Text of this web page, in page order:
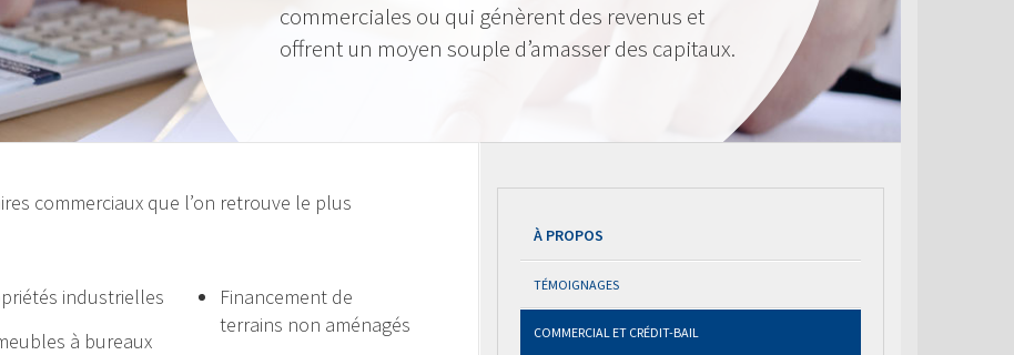
commerciales ou qui génèrent des revenus et
offrent un moyen souple d’amasser des capitaux.
commerciaux que l’on retrouve le plus
industrielles
à bureaux
Financement de
terrains non aménagés
À PROPOS
TÉMOIGNAGES
COMMERCIAL ET CRÉDIT-BAIL